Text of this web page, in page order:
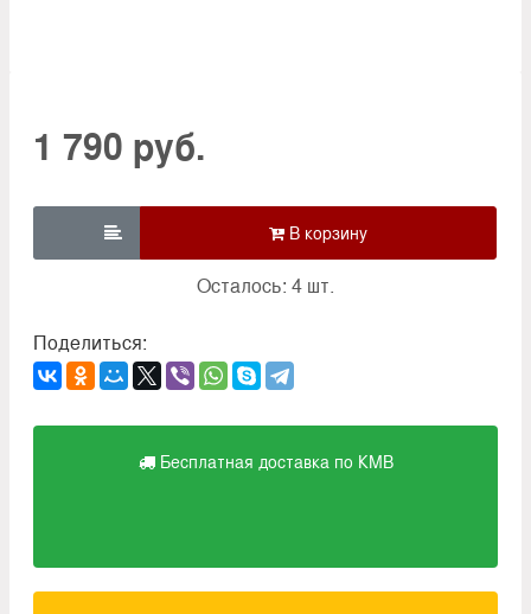
1 790 руб.

Осталось: 4 шт.
Поделиться:
Бесплатная доставка по КМВ